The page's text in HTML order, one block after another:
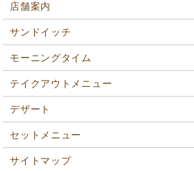
店舗案内
サンドイッチ
モーニングタイム
テイクアウトメニュー
デザート
セットメニュー
サイトマップ